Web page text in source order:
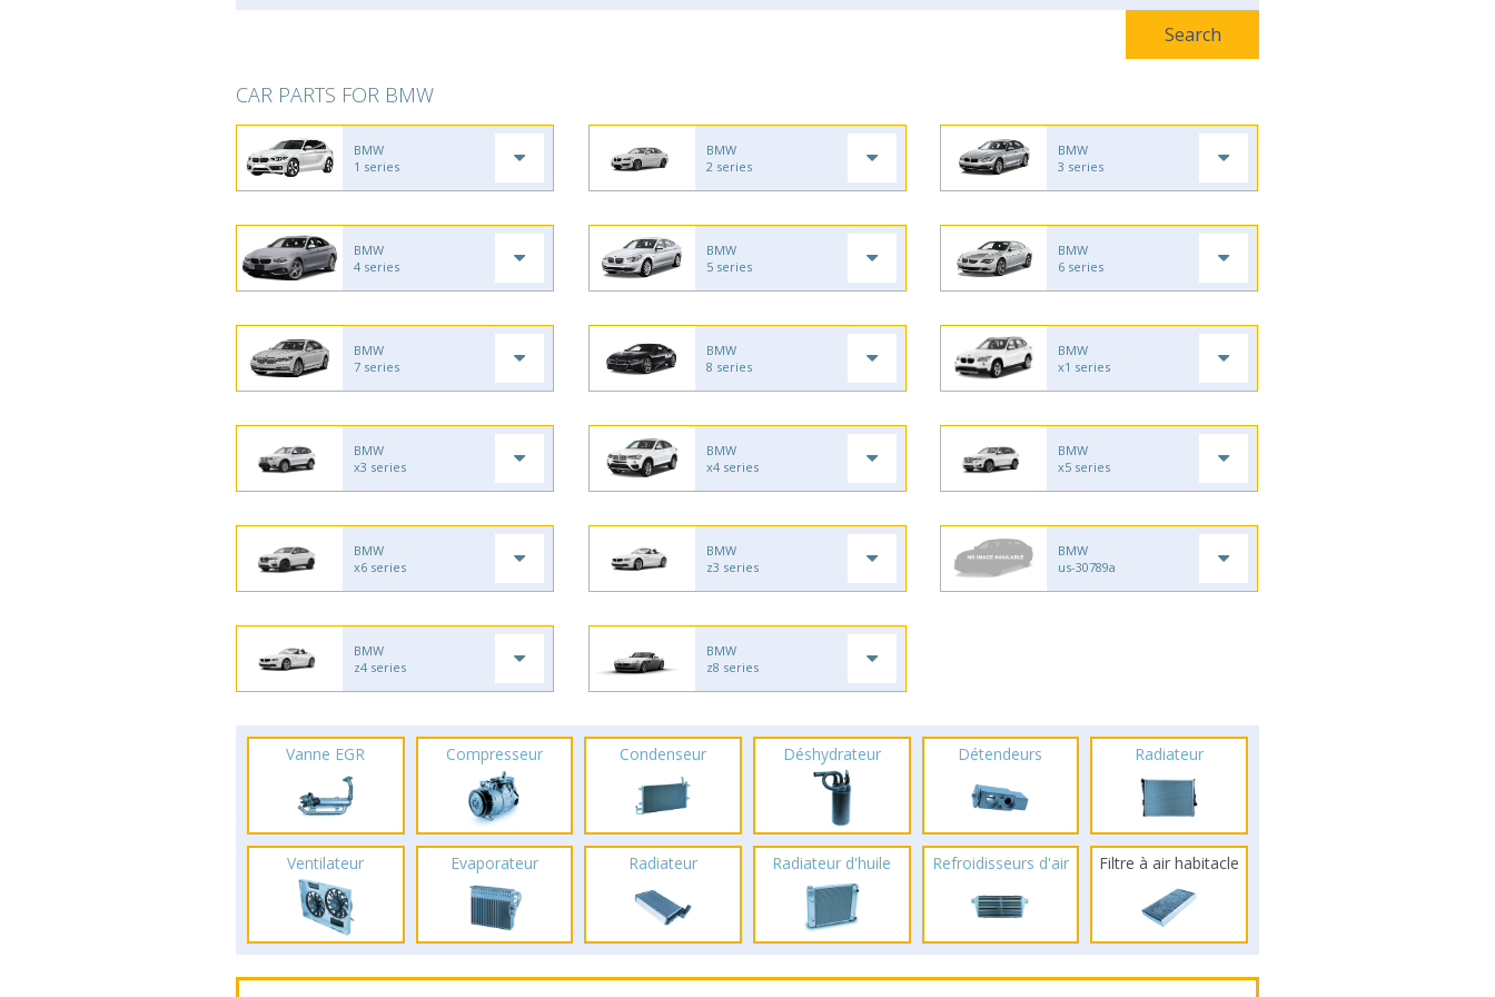
CAR PARTS FOR BMW
BMW
1 series
BMW
2 series
BMW
3 series
BMW
4 series
BMW
5 series
BMW
6 series
BMW
7 series
BMW
8 series
BMW
x1 series
BMW
x3 series
BMW
x4 series
BMW
x5 series
BMW
x6 series
BMW
z3 series
BMW
us-30789a
BMW
z4 series
BMW
z8 series
Vanne EGR Compresseur Condenseur Déshydrateur Détendeurs Radiateur
Ventilateur Evaporateur Radiateur Radiateur d'huile Refroidisseurs d'air Filtre à air habitacle